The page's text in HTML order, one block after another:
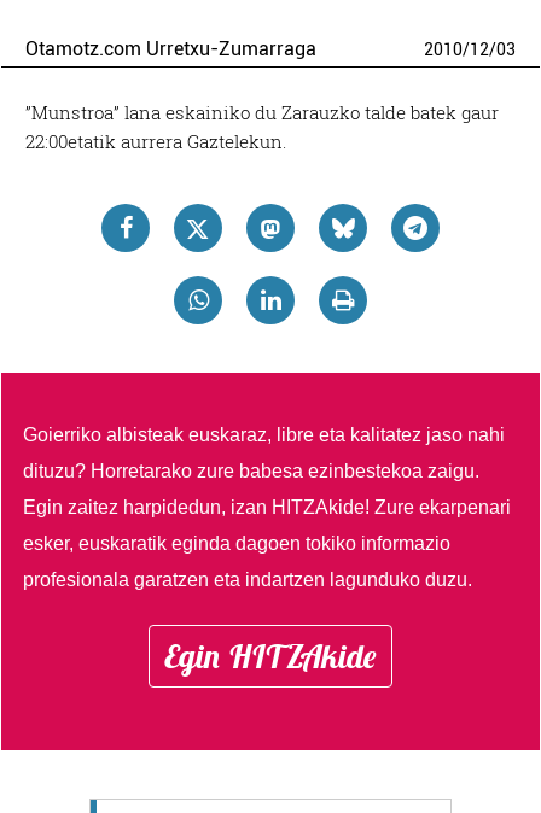
Otamotz.com Urretxu-Zumarraga 2010/12/03
”Munstroa” lana eskainiko du Zarauzko talde batek gaur
22:00etatik aurrera Gaztelekun.
Goierriko albisteak euskaraz, libre eta kalitatez jaso nahi
dituzu? Horretarako zure babesa ezinbestekoa zaigu.
Egin zaitez harpidedun, izan HITZAkide!Zure ekarpenari
esker, euskaratik eginda dagoen tokiko informazio
profesionala garatzen eta indartzen lagunduko duzu.
Egin HITZAkide